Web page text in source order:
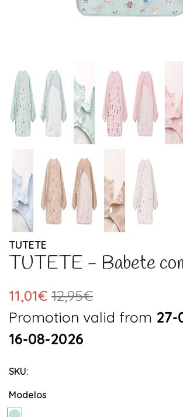
TUTETE
TUTETE - Babete
11,01€ 12,95€
Promotion valid from 27-
16-08-2026
SKU:
Modelos